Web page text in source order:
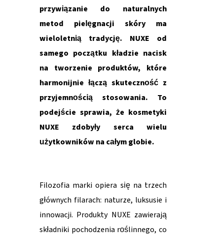
przywiązanie do naturalnych
metod pielęgnacji skóry ma
wieloletnią tradycję. NUXE od
samego początku kładzie nacisk
na tworzenie produktów, które
harmonijnie łączą skuteczność z
przyjemnością stosowania. To
podejście sprawia, że kosmetyki
NUXE zdobyły serca wielu
użytkowników na całym globie.
Filozofia marki opiera się na trzech
głównych filarach: naturze, luksusie i
innowacji. Produkty NUXE zawierają
składniki pochodzenia roślinnego, co